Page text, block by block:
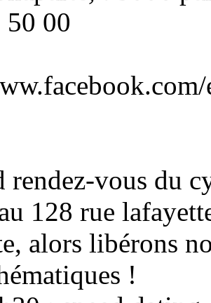
50 00
rendez-vous du
128 rue
alors libérons
!